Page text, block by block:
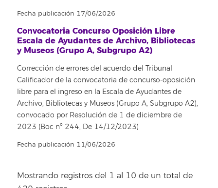
Fecha publicación 17/06/2026
Convocatoria Concurso Oposición Libre
Escala de Ayudantes de Archivo, Bibliotecas
y Museos (Grupo A, Subgrupo A2)
Corrección de errores del acuerdo del Tribunal
Calificador de la convocatoria de concurso-oposición
libre para el ingreso en la Escala de Ayudantes de
Archivo, Bibliotecas y Museos (Grupo A, Subgrupo A2),
convocado por Resolución de 1 de diciembre de
2023 (Boc nº 244, De 14/12/2023)
Fecha publicación 11/06/2026
Mostrando registros del 1 al 10 de un total de